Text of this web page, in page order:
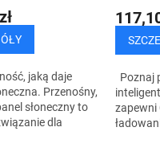
jaką daje
Przenośny,
słoneczny to
dla
Poznaj
zapewni